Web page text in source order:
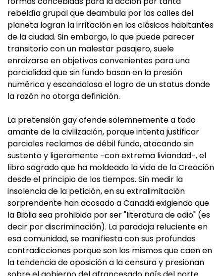
rebeldía grupal que deambula por las calles del
planeta logran la irritación en los clásicos habitantes
de la ciudad. Sin embargo, lo que puede parecer
transitorio con un malestar pasajero, suele
enraizarse en objetivos convenientes para una
parcialidad que sin fundo basan en la presión
numérica y escandalosa el logro de un status donde
la razón no otorga definición.
La pretensión gay ofende solemnemente a todo
amante de la civilización, porque intenta justificar
parciales reclamos de débil fundo, atacando sin
sustento y ligeramente -con extrema liviandad-, el
libro sagrado que ha moldeado la vida de la Creación
desde el principio de los tiempos. Sin medir la
insolencia de la petición, en su extralimitación
sorprendente han acosado a Canadá exigiendo que
la Biblia sea prohibida por ser "literatura de odio" (es
decir por discriminación). La paradoja reluciente en
esa comunidad, se manifiesta con sus profundas
contradicciones porque son los mismos que caen en
la tendencia de oposición a la censura y presionan